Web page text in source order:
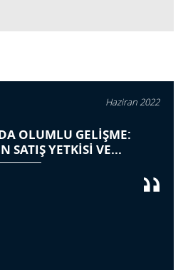
Haziran 2022
OLUMLU GELİŞME:
SATIŞ YETKİSİ VE...